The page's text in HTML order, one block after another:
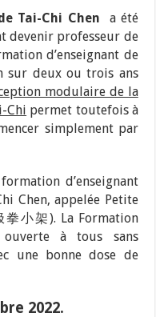
Tai-Chi Chen a été
devenir professeur de
d’enseignant de
sur deux ou trois ans
modulaire de la
Chi permet toutefois à
simplement par
d’enseignant
Chen, appelée Petite
拳小架). La Formation
ouverte à tous sans
une bonne dose de
2022.